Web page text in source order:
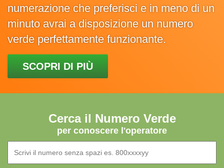
numerazione che preferisci e in meno di un
minuto avrai a disposizione un numero
verde perfettamente funzionante.
SCOPRI DI PIÙ
Cerca il Numero Verde
per conoscere l'operatore